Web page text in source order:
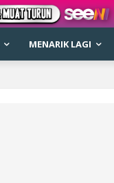
MENARIK LAGI